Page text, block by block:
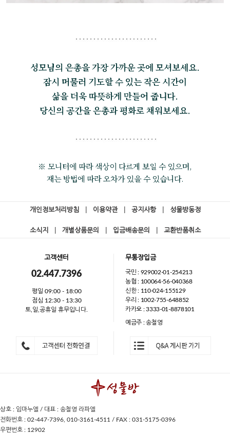
성모님의 은총을 가장 가까운 곳에 모셔보세요.
잠시 머물러 기도할 수 있는 작은 시간이
삶을 더욱 따뜻하게 만들어 줍니다.
당신의 공간을 은총과 평화로 채워보세요.
※ 모니터에 따라 색상이 다르게 보일 수 있으며,
재는 방법에 따라 오차가 있을 수 있습니다.
개인정보처리방침 이용약관 공지사항 성물방동정
소식지 개별상품문의 입금배송문의 교환반품취소
고객센터
02.447.7396
평일 09:00 - 18:00
점심 12:30 - 13:30
토,일,공휴일 휴무입니다.
무통장입금
국민 : 929002-01-254213
농협 : 100064-56-040368
신한 : 110-024-155129
우리 : 1002-755-648852
카카오 : 3333-01-8878101
예금주 : 송철영
상호 : 임마누엘 / 대표 : 송철영 라파엘
전화번호 : 02-447-7396, 010-3161-4511 / FAX : 031-5175-0396
우편번호 : 12902